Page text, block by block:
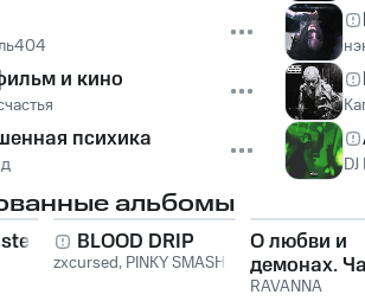
и кино
психика
альбомы
BLOOD DRIP
zxcursed, PINKY SMASH
О любви и
демонах.
RAVANNA